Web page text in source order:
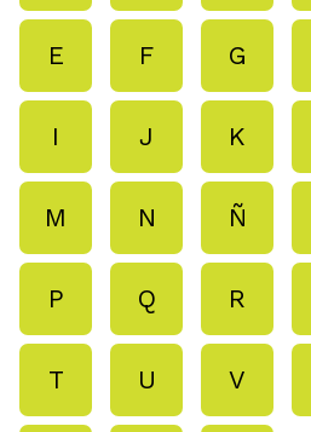
E F G
I J K
M N Ñ
P Q R
T U V